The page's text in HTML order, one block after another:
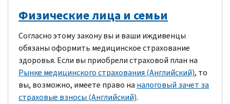
Физические лица и семьи
Согласно этому закону вы и ваши иждивенцы
обязаны оформить медицинское страхование
здоровья. Если вы приобрели страховой план на
Рынке медицинского страхования (Английский), то
вы, возможно, имеете право на налоговый зачет за
страховые взносы (Английский).